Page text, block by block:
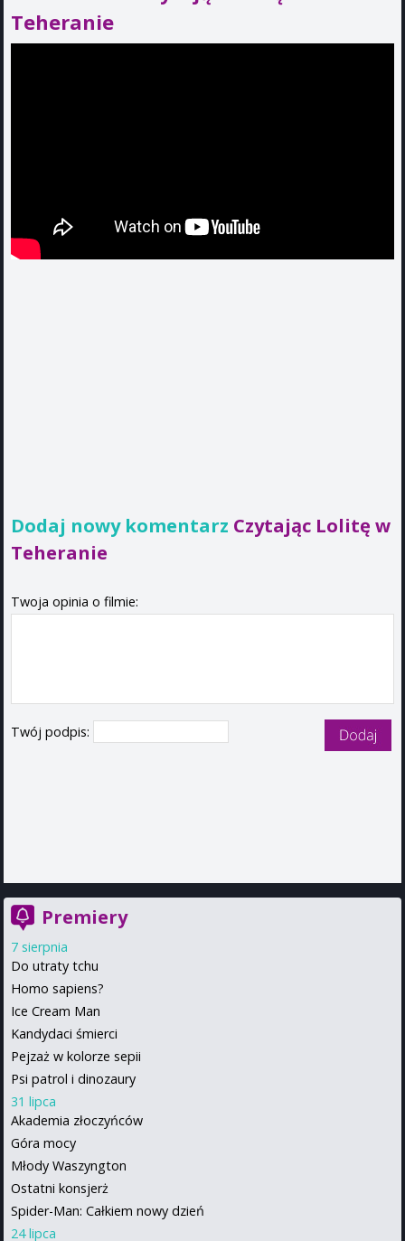
Teheranie
Dodaj nowy komentarz Czytając Lolitę w
Teheranie
Twoja opinia o filmie:
Twój podpis:
Premiery
7 sierpnia
Do utraty tchu
Homo sapiens?
Ice Cream Man
Kandydaci śmierci
Pejzaż w kolorze sepii
Psi patrol i dinozaury
31 lipca
Akademia złoczyńców
Góra mocy
Młody Waszyngton
Ostatni konsjerż
Spider-Man: Całkiem nowy dzień
24 lipca